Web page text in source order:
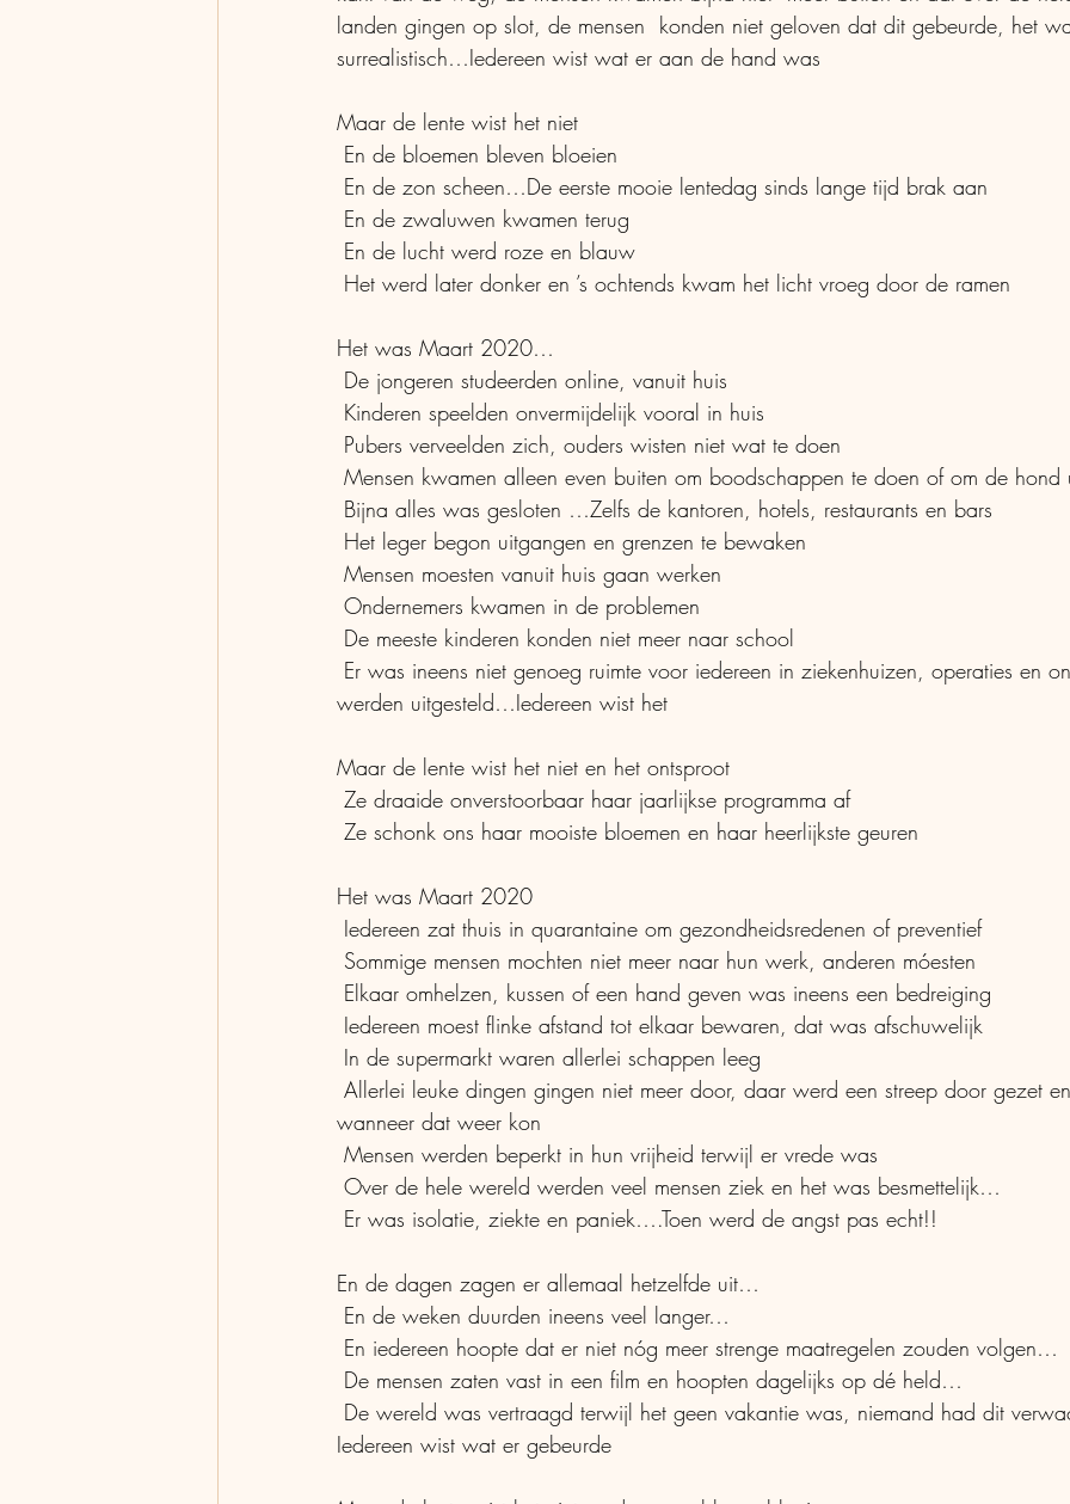
landen gingen op slot, de mensen  konden niet geloven dat dit gebeurde, het
surrealistisch…Iedereen wist wat er aan de hand was
Maar de lente wist het niet
En de bloemen bleven bloeien
En de zon scheen…De eerste mooie lentedag sinds lange tijd brak aan
En de zwaluwen kwamen terug
En de lucht werd roze en blauw
Het werd later donker en ’s ochtends kwam het licht vroeg door de ramen
Het was Maart 2020…
De jongeren studeerden online, vanuit huis
Kinderen speelden onvermijdelijk vooral in huis
Pubers verveelden zich, ouders wisten niet wat te doen
Mensen kwamen alleen even buiten om boodschappen te doen of om de hond
Bijna alles was gesloten …Zelfs de kantoren, hotels, restaurants en bars
Het leger begon uitgangen en grenzen te bewaken
Mensen moesten vanuit huis gaan werken
Ondernemers kwamen in de problemen
De meeste kinderen konden niet meer naar school
werden uitgesteld…Iedereen wist het
Maar de lente wist het niet en het ontsproot
Ze draaide onverstoorbaar haar jaarlijkse programma af
Ze schonk ons haar mooiste bloemen en haar heerlijkste geuren
Het was Maart 2020
Iedereen zat thuis in quarantaine om gezondheidsredenen of preventief
Sommige mensen mochten niet meer naar hun werk, anderen móesten
Elkaar omhelzen, kussen of een hand geven was ineens een bedreiging
Iedereen moest flinke afstand tot elkaar bewaren, dat was afschuwelijk
In de supermarkt waren allerlei schappen leeg
wanneer dat weer kon
Mensen werden beperkt in hun vrijheid terwijl er vrede was
Over de hele wereld werden veel mensen ziek en het was besmettelijk…
Er was isolatie, ziekte en paniek….Toen werd de angst pas echt!!
En de dagen zagen er allemaal hetzelfde uit…
En de weken duurden ineens veel langer…
En iedereen hoopte dat er niet nóg meer strenge maatregelen zouden volgen…
De mensen zaten vast in een film en hoopten dagelijks op dé held…
De wereld was vertraagd terwijl het geen vakantie was, niemand had dit
Iedereen wist wat er gebeurde